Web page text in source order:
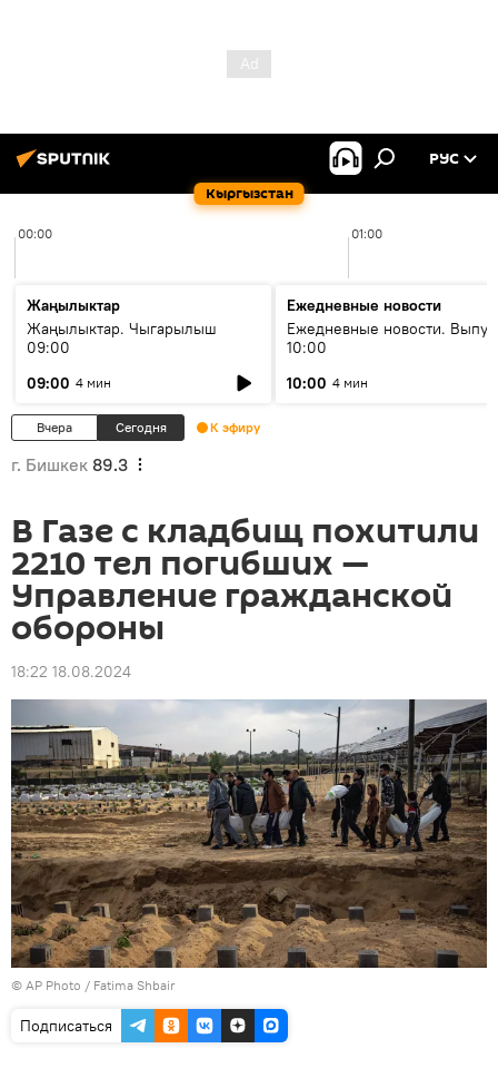
Кыргызстан
РУС
00:00 01:00
Жаңылыктар
Жаңылыктар. Чыгарылыш
09:00
09:00 4 мин
Ежедневные новости
Ежедневные новости.
10:00
10:00 4 мин
Вчера Сегодня К эфиру
г. Бишкек 89.3
В Газе с кладбищ похитили
2210 тел погибших —
Управление гражданской
обороны
18:22 18.08.2024
© AP Photo / Fatima Shbair
Подписаться